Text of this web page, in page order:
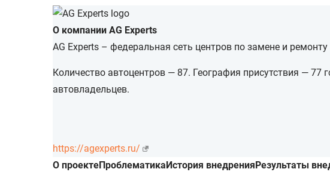
О компании AG Experts
AG Experts – федеральная сеть центров по замене и
Количество автоцентров — 87. География присутствия —
автовладельцев.
https://agexperts.ru/
О проектеПроблематика История внедрения Результаты